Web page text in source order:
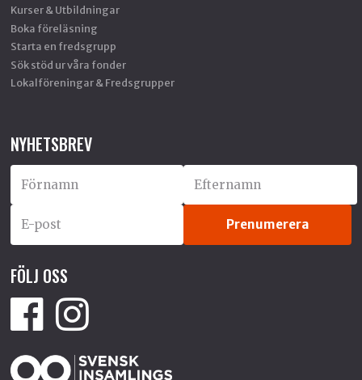
Kurser & Utbildningar
Boka föreläsning
Starta en fredsgrupp
Sök stöd ur våra fonder
Lokalföreningar & Fredsgrupper
NYHETSBREV
FÖLJ OSS